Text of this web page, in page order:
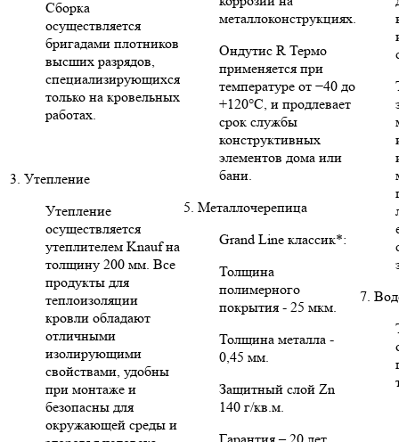
Сборка
осуществляется
бригадами плотников
высших разрядов,
специализирующихся
только на кровельных
работах.
3. Утепление
Утепление
осуществляется
утеплителем Knauf на
толщину 200 мм. Все
продукты для
теплоизоляции
кровли обладают
отличными
изолирующими
свойствами, удобны
при монтаже и
безопасны для
окружающей среды и
металлоконструкциях.
Ондутис R Термо
применяется при
температуре от −40 до
+120°C, и продлевает
срок службы
конструктивных
элементов дома или
бани.
5. Металлочерепица
Grand Line классик*:
Толщина
полимерного
покрытия - 25 мкм.
Толщина металла -
0,45 мм.
Защитный слой Zn
140 г/кв.м.
7.